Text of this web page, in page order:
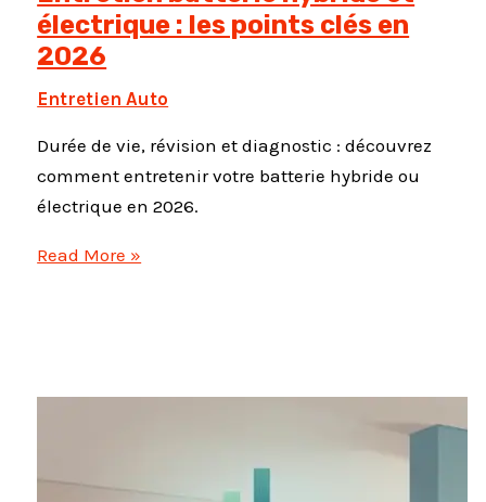
électrique : les points clés en
2026
Entretien Auto
Durée de vie, révision et diagnostic : découvrez
comment entretenir votre batterie hybride ou
électrique en 2026.
Entretien
Read More »